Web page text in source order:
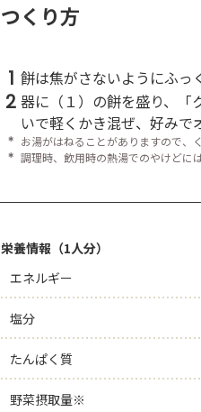
つくり方
1 餅は焦がさないようにふっ
2 器に（１）の餅を盛り、
いで軽くかき混ぜ、好みで
＊ お湯がはねることがありますので、
＊ 調理時、飲用時の熱湯でのやけどに
栄養情報（1人分）
エネルギー
塩分
たんぱく質
野菜摂取量※